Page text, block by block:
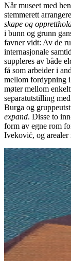
Når museet med
stemmerett
skape og
i bunn og grunn
favner vidt: Av de
internasjonale
suppleres av både
få som arbeider i
mellom fordypning i
møter mellom
separatutstilling
Burga og
expand. Disse to
form av egne rom
Iveković, og arealer